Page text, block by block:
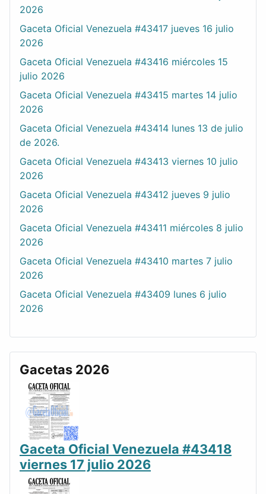
2026
Gaceta Oficial Venezuela #43417 jueves 16 julio
2026
Gaceta Oficial Venezuela #43416 miércoles 15
julio 2026
Gaceta Oficial Venezuela #43415 martes 14 julio
2026
Gaceta Oficial Venezuela #43414 lunes 13 de julio
de 2026.
Gaceta Oficial Venezuela #43413 viernes 10 julio
2026
Gaceta Oficial Venezuela #43412 jueves 9 julio
2026
Gaceta Oficial Venezuela #43411 miércoles 8 julio
2026
Gaceta Oficial Venezuela #43410 martes 7 julio
2026
Gaceta Oficial Venezuela #43409 lunes 6 julio
2026
Gacetas 2026
Gaceta Oficial Venezuela #43418
viernes 17 julio 2026